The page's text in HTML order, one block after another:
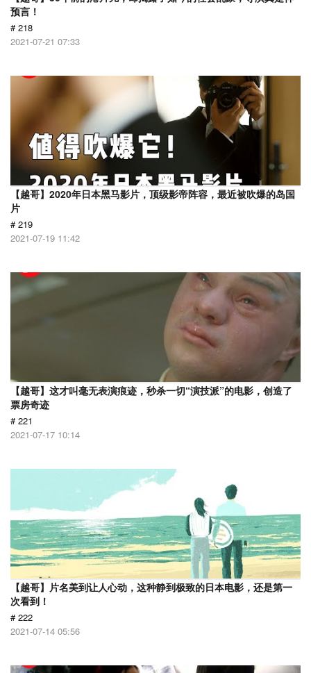
预言！
# 218
2021-07-21 07:33
【越哥】2020年日本黑马影片，顶级影帝阵容，最近被吹爆的岛国
片
# 219
2021-07-19 11:42
【越哥】这才叫毫无表演痕迹，秒杀一切“演技派”的电影，创造了
票房奇迹
# 221
2021-07-17 10:14
【越哥】片名美到让人心动，这种静到极致的日本电影，还是第一
次看到！
# 222
2021-07-14 05:56